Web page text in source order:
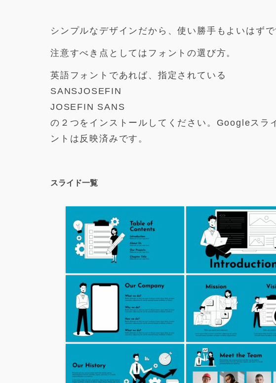
シンプルなデザインだから、使い勝手もよいはずで
注意すべき点としてはフォントの選び方。
英語フォントであれば、指定されている
SANSJOSEFIN
JOSEFIN SANS
の２つをインストールしてください。Googleスラ
ントは反映済みです。
スライド一覧